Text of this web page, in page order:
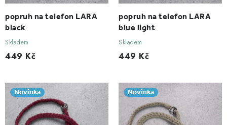
popruh na telefon LARA
black
Skladem
449 Kč
popruh na telefon LARA
blue light
Skladem
449 Kč
Novinka Novinka